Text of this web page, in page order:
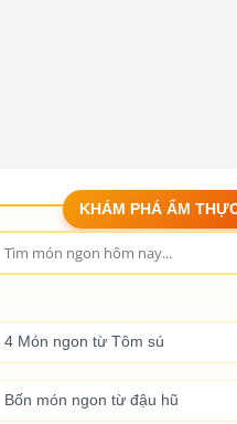
KHÁM PHÁ ẨM
4 Món ngon từ Tôm sú
Bốn món ngon từ đậu hũ